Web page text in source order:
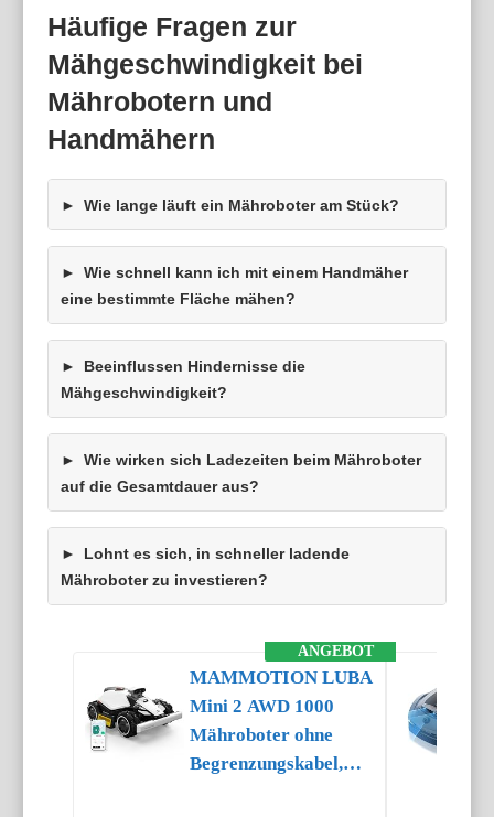
Häufige Fragen zur
Mähgeschwindigkeit bei
Mährobotern und
Handmähern
Wie lange läuft ein Mähroboter am Stück?
Wie schnell kann ich mit einem Handmäher
eine bestimmte Fläche mähen?
Beeinflussen Hindernisse die
Mähgeschwindigkeit?
Wie wirken sich Ladezeiten beim Mähroboter
auf die Gesamtdauer aus?
Lohnt es sich, in schneller ladende
Mähroboter zu investieren?
ANGEBOT
MAMMOTION LUBA
Mini 2 AWD 1000
Mähroboter ohne
Begrenzungskabel,